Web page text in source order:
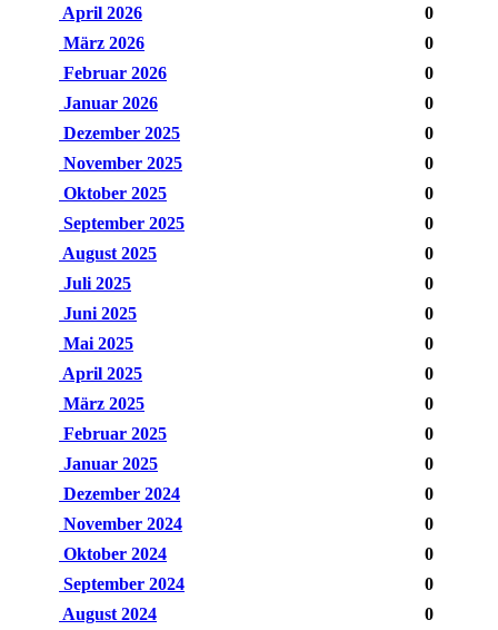
April 2026
0
März 2026
0
Februar 2026
0
Januar 2026
0
Dezember 2025
0
November 2025
0
Oktober 2025
0
September 2025
0
August 2025
0
Juli 2025
0
Juni 2025
0
Mai 2025
0
April 2025
0
März 2025
0
Februar 2025
0
Januar 2025
0
Dezember 2024
0
November 2024
0
Oktober 2024
0
September 2024
0
August 2024
0